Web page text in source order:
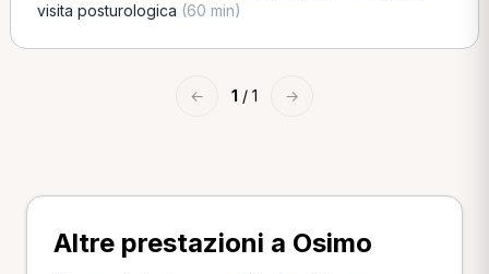
visita posturologica (60 min)
← 1 / 1 →
Altre prestazioni a Osimo